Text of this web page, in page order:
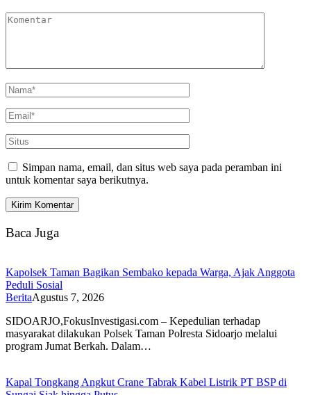
Simpan nama, email, dan situs web saya pada peramban ini
untuk komentar saya berikutnya.
Baca Juga
Kapolsek Taman Bagikan Sembako kepada Warga, Ajak Anggota
Peduli Sosial
BeritaAgustus 7, 2026
SIDOARJO,FokusInvestigasi.com – Kepedulian terhadap
masyarakat dilakukan Polsek Taman Polresta Sidoarjo melalui
program Jumat Berkah. Dalam…
Kapal Tongkang Angkut Crane Tabrak Kabel Listrik PT BSP di